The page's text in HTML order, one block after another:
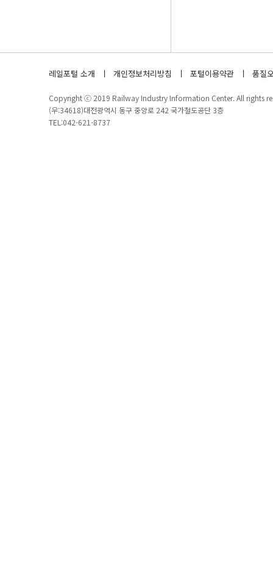
레일포털 소개 개인정보처리방침 포털이용약관 품질
Copyright ⓒ 2019 Railway Industry Information Center. All rights
(우:34618)대전광역시 동구 중앙로 242 국가철도공단 3층
TEL:042-621-8737